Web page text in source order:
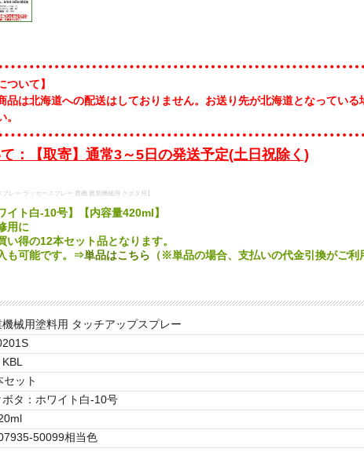
ついて】
品は北海道への配送はしておりません。お送り先が北海道となってい
：【取寄】通常3～5日の発送予定(土日祝除く)
プレー ラッカースプレー 農機 農業機械用 クボタ用】
イト白-10号】【内容量420ml】
用に
い得の12本セット品となります。
も可能です。⇒単品はこちら （※単品の場合、支払いの代金引換がご利
機械用塗料用 タッチアップスプレー
KBL
セット
ボタ：ホワイト白-10号
50099相当色